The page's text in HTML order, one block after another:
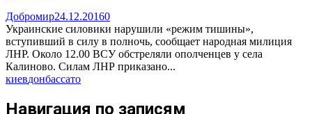
Добромир24.12.20160
Украинские силовики нарушили «режим тишины»,
вступивший в силу в полночь, сообщает народная милиция
ЛНР. Около 12.00 ВСУ обстреляли ополченцев у села
Калиново. Силам ЛНР приказано...
киевдонбассато
Навигация по записям